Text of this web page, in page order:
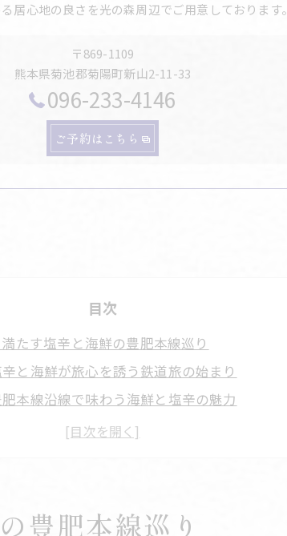
居心地の良さを光の森周辺でご用意しております。
〒869-1109
熊本県菊池郡菊陽町新山2-11-33
096-233-4146
ご予約はこちら
目次
たす塩辛と海鮮の豊肥本線巡り
と海鮮が旅心を誘う鉄道旅の始まり
本線沿線で味わう海鮮と塩辛の魅力
鮮好き必見の塩辛スポット巡り体験
鮮と塩辛を沿線で堪能する方法
豊肥本線巡り